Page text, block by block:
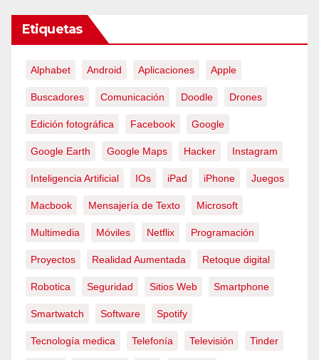
Etiquetas
Alphabet Android Aplicaciones Apple
Buscadores Comunicación Doodle Drones
Edición fotográfica Facebook Google
Google Earth Google Maps Hacker Instagram
Inteligencia Artificial IOs iPad iPhone Juegos
Macbook Mensajería de Texto Microsoft
Multimedia Móviles Netflix Programación
Proyectos Realidad Aumentada Retoque digital
Robotica Seguridad Sitios Web Smartphone
Smartwatch Software Spotify
Tecnología medica Telefonía Televisión Tinder